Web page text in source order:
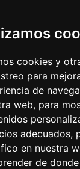
cookies y
para
de
web, para
adecuados,
en nuestra
de
Ocio y